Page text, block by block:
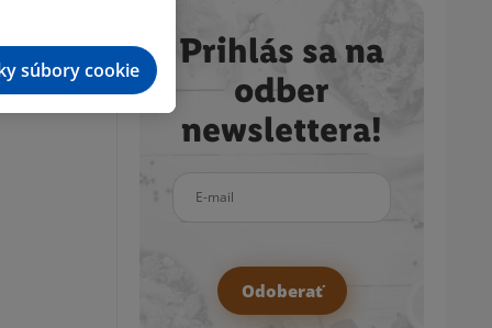
Prihlás sa na
odber
newslettera!
Odoberať
súbory cookie